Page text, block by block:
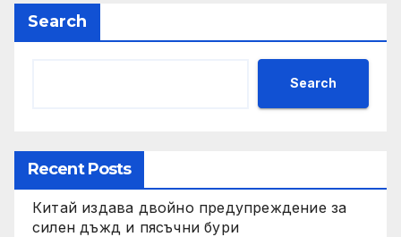
Search
Search
Recent Posts
Китай издава двойно предупреждение за
силен дъжд и пясъчни бури